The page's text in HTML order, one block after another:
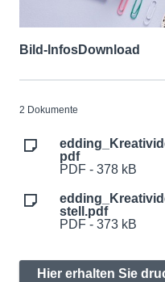
Bild-InfosDownload
2 Dokumente
pdf
PDF - 378 kB
stell.pdf
PDF - 373 kB
Hier erhalten Sie